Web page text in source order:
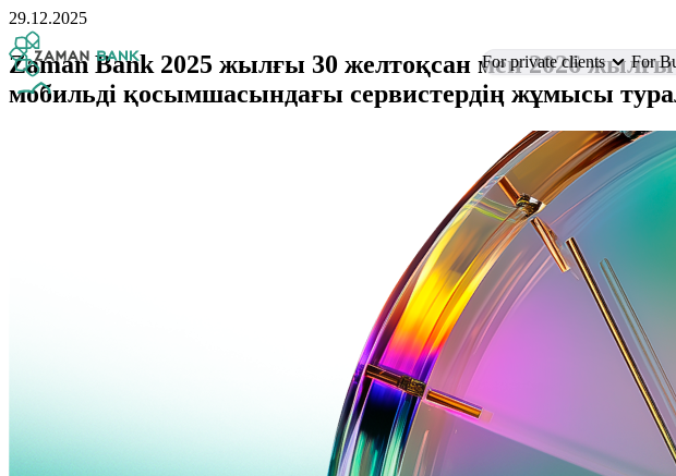
For private clients For
29.12.2025
Zaman Bank 2025 жылғы 30 желтоқсан мен 2026
мобильді қосымшасындағы сервистердің жұмысы